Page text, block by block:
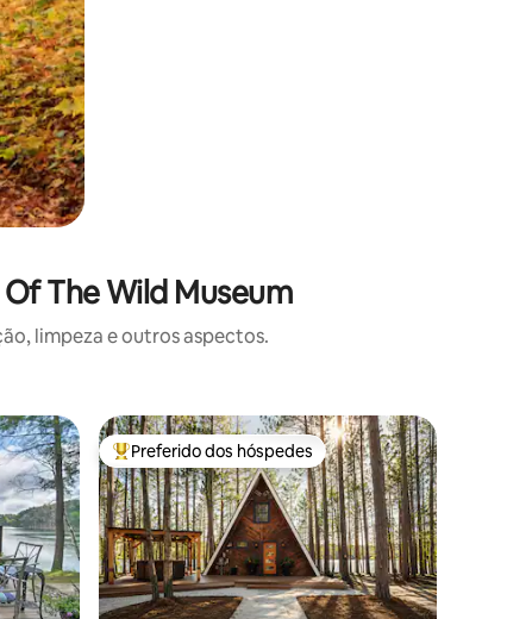
The Wild Museum
limpeza e outros aspectos.
hóspedes Entre os melhores preferidos dos hóspedes
Preferido dos hóspedes